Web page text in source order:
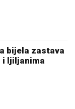
bijela zastava
i ljiljanima